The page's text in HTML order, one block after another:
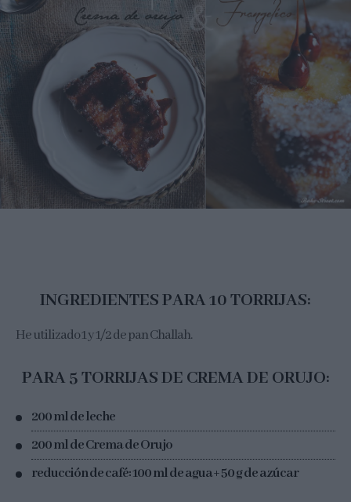
INGREDIENTES PARA 10 TORRIJAS:
He utilizado 1 y 1/2 de pan Challah.
PARA 5 TORRIJAS DE CREMA DE ORUJO:
200 ml de leche
200 ml de Crema de Orujo
reducción de café: 100 ml de agua + 50 g de azúcar